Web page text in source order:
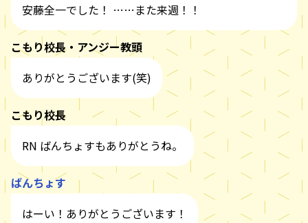
安藤全一でした！ ……また来週！！
こもり校長・アンジー教頭
ありがとうございます(笑)
こもり校長
RN ばんちょすもありがとうね。
ばんちょす
はーい！ありがとうございます！